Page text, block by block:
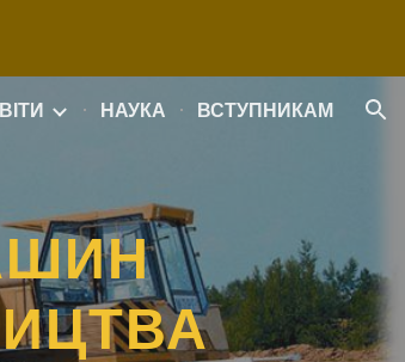
НАУКА ВСТУПНИКАМ